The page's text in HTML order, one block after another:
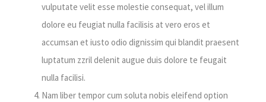
vulputate velit esse molestie consequat, vel illum
dolore eu feugiat nulla facilisis at vero eros et
accumsan et iusto odio dignissim qui blandit praesent
luptatum zzril delenit augue duis dolore te feugait
nulla facilisi.
Nam liber tempor cum soluta nobis eleifend option